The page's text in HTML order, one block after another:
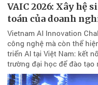
VAIC 2026: Xây hệ
toán của doanh
Vietnam AI Innovation
công nghệ mà còn thể
triển AI tại Việt Nam: kết
trường đại học để đào tạo